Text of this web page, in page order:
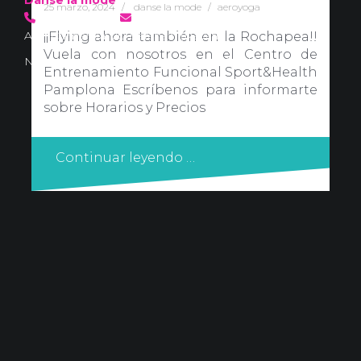
25 marzo, 2024 danse la mode aeroyoga
¡¡Flying ahora también en la Rochapea!!
Vuela con nosotros en el Centro de
Entrenamiento Funcional Sport&Health
Pamplona Escríbenos para informarte
sobre Horarios y Precios
Continuar leyendo …
Avd. Comercial 20 Barañain (Navarra)
Nota Legal
·Privacidad·Política de Cookies